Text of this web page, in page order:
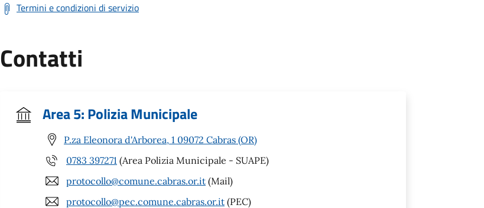
Termini e condizioni di servizio
Contatti
Area 5: Polizia Municipale
P.za Eleonora d'Arborea, 1 09072 Cabras (OR)
0783 397271 (Area Polizia Municipale - SUAPE)
protocollo@comune.cabras.or.it (Mail)
protocollo@pec.comune.cabras.or.it (PEC)